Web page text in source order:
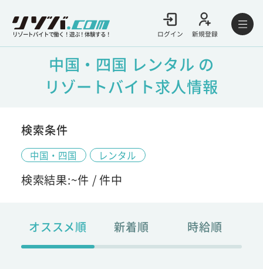
リゾートバイトで働く！遊ぶ！体験する！ ログイン 新規登録
中国・四国 レンタル の
リゾートバイト求人情報
検索条件
中国・四国 レンタル
検索結果:~件 /件中
オススメ順 新着順 時給順